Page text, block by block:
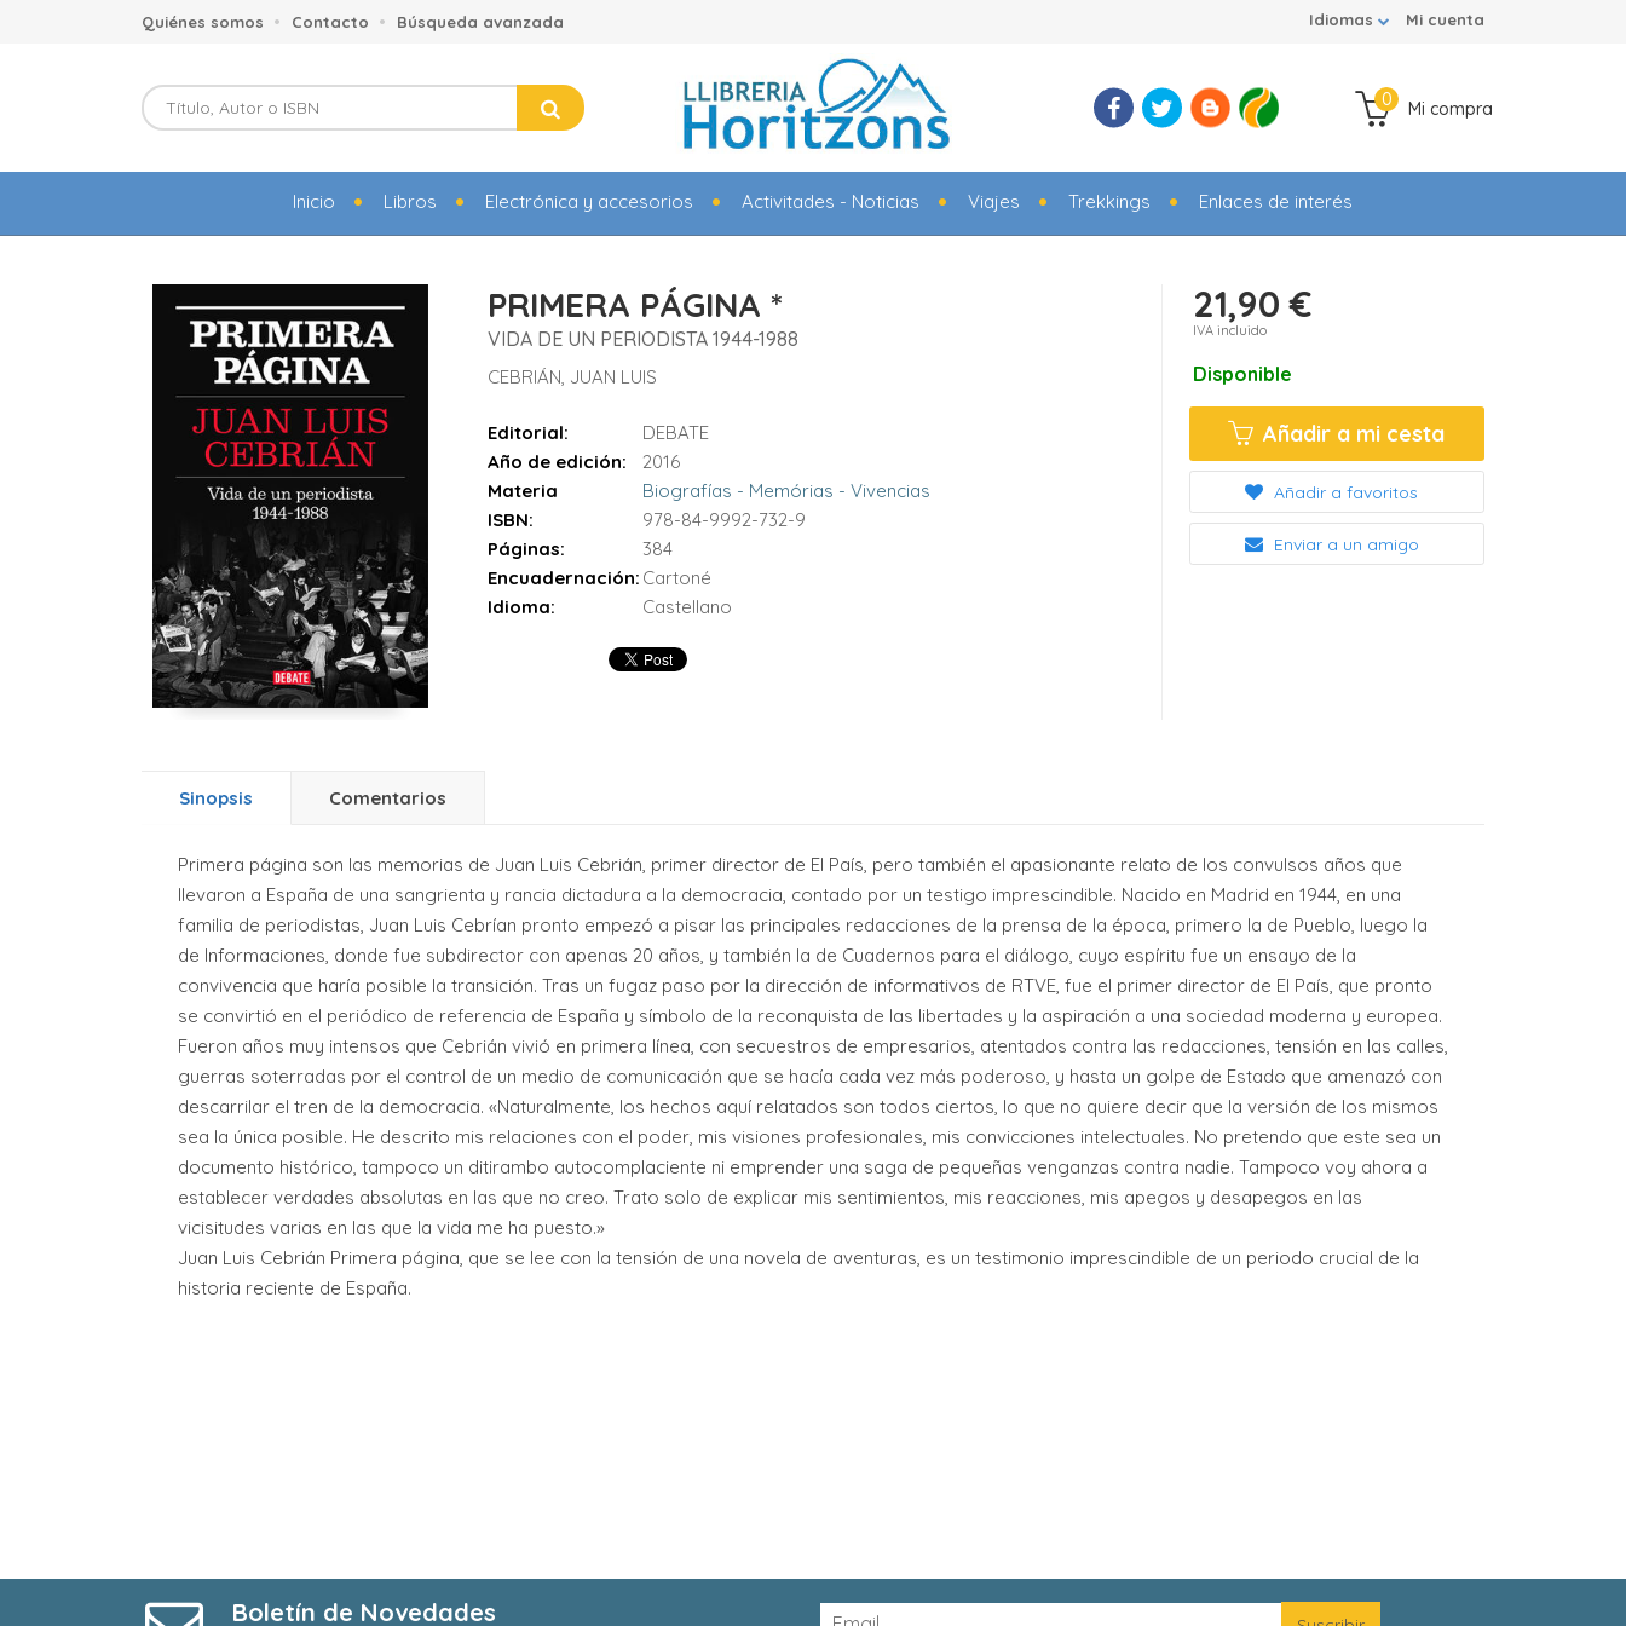
Mi cuenta
Idiomas
Quiénes somos Contacto Búsqueda avanzada
Mi compra
0
Inicio Libros Electrónica y accesorios Activitades - Noticias Viajes Trekkings Enlaces de interés
PRIMERA PÁGINA *
VIDA DE UN PERIODISTA 1944-1988
CEBRIÁN, JUAN LUIS
Editorial:
DEBATE
Año de edición:
2016
Materia
Biografías - Memórias - Vivencias
ISBN:
978-84-9992-732-9
Páginas:
384
Encuadernación: Cartoné
Idioma:
Castellano
21,90 €
IVA incluido
Disponible
Añadir a mi cesta
Añadir a favoritos
Enviar a un amigo
Sinopsis Comentarios
Primera página son las memorias de Juan Luis Cebrián, primer director de El País, pero también el apasionante relato de los convulsos años que
llevaron a España de una sangrienta y rancia dictadura a la democracia, contado por un testigo imprescindible. Nacido en Madrid en 1944, en una
familia de periodistas, Juan Luis Cebrían pronto empezó a pisar las principales redacciones de la prensa de la época, primero la de Pueblo, luego la
de Informaciones, donde fue subdirector con apenas 20 años, y también la de Cuadernos para el diálogo, cuyo espíritu fue un ensayo de la
convivencia que haría posible la transición. Tras un fugaz paso por la dirección de informativos de RTVE, fue el primer director de El País, que pronto
se convirtió en el periódico de referencia de España y símbolo de la reconquista de las libertades y la aspiración a una sociedad moderna y europea.
Fueron años muy intensos que Cebrián vivió en primera línea, con secuestros de empresarios, atentados contra las redacciones, tensión en las calles,
guerras soterradas por el control de un medio de comunicación que se hacía cada vez más poderoso, y hasta un golpe de Estado que amenazó con
descarrilar el tren de la democracia. «Naturalmente, los hechos aquí relatados son todos ciertos, lo que no quiere decir que la versión de los mismos
sea la única posible. He descrito mis relaciones con el poder, mis visiones profesionales, mis convicciones intelectuales. No pretendo que este sea un
documento histórico, tampoco un ditirambo autocomplaciente ni emprender una saga de pequeñas venganzas contra nadie. Tampoco voy ahora a
establecer verdades absolutas en las que no creo. Trato solo de explicar mis sentimientos, mis reacciones, mis apegos y desapegos en las
vicisitudes varias en las que la vida me ha puesto.»
Juan Luis Cebrián Primera página, que se lee con la tensión de una novela de aventuras, es un testimonio imprescindible de un periodo crucial de la
historia reciente de España.
Boletín de Novedades